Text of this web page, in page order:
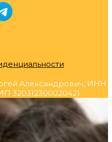
Александрович, ИНН
320312300020421